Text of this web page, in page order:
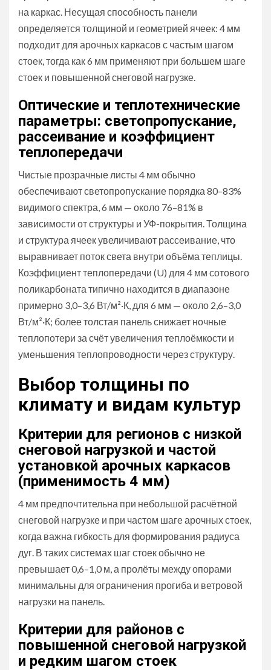
на каркас. Несущая способность панели
определяется толщиной и геометрией ячеек: 4 мм
подходит для арочных каркасов с частым шагом
стоек, тогда как 6 мм применяют при большем шаге
стоек и повышенной снеговой нагрузке.
Оптические и теплотехнические
параметры: светопропускание,
рассеивание и коэффициент
теплопередачи
Чистые прозрачные листы 4 мм обычно
обеспечивают светопропускание порядка 80–83%
видимого спектра, 6 мм — около 76–81% в
зависимости от структуры и УФ-покрытия. Толщина
и структура ячеек увеличивают рассеивание, что
выравнивает поток света внутри объёма теплицы.
Коэффициент теплопередачи (U) для 4 мм сотового
поликарбоната типично находится в диапазоне
примерно 3,0–3,6 Вт/м²·К, для 6 мм — около 2,6–3,0
Вт/м²·К; более толстая панель снижает ночные
теплопотери за счёт увеличения теплоёмкости и
уменьшения теплопроводности через структуру.
Выбор толщины по
климату и видам культур
Критерии для регионов с низкой
снеговой нагрузкой и частой
установкой арочных каркасов
(применимость 4 мм)
4 мм предпочтительна при небольшой расчётной
снеговой нагрузке и при частом шаге арочных стоек,
когда важна гибкость для формирования радиуса
дуг. В таких системах шаг стоек обычно не
превышает 0,6–1,0 м, а пролёты между опорами
минимальны для ограничения прогиба и ветровой
нагрузки на панель.
Критерии для районов с
повышенной снеговой нагрузкой
и редким шагом стоек